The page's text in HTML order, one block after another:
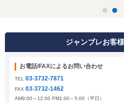
ジャンブレお客
お電話/FAXによるお問い合わせ
TEL 03-3732-7871
FAX 03-3732-1462
AM9:00～12:00 PM1:00～5:00（平日）